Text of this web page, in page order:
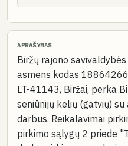
APRAŠYMAS
Biržų rajono
asmens kodas
LT-41143, Biržai, perka
seniūnijų kelių (gatvių)
darbus. Reikalavimai
pirkimo sąlygų 2 priede